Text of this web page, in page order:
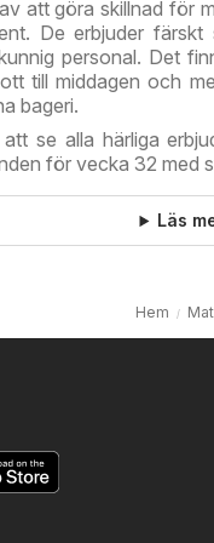
att göra skillnad för
De erbjuder
personal. Det
till middagen och
bageri.
se alla härliga
för vecka 32 med
Läs
Hem